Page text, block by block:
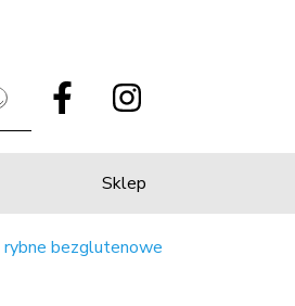
Sklep
rybne bezglutenowe